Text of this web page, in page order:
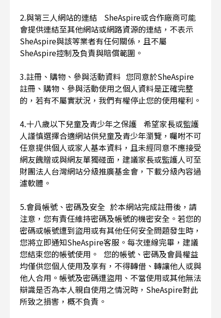
2.與第三人網站的連結 SheAspire或合作廠商可能
會提供連結至其他網站或網路資源的連結，不表示
SheAspire與該等業者有任何關係，且不屬
SheAspire控制及負責與賠償範圍。
3.註冊、購物、參與活動資料 您同意於SheAspire
註冊、購物、參與活動使用之個人資料是正確完整
的，若有不屬實狀況，我們有權停止您的使用權利。
4.十八歲以下兒童及青少年之保護 希望家長或監護
人謹慎選擇合適網站供兒童及青少年瀏覽，囑咐不可
任意提供個人或家人基本資料，且未經同意不應接受
網友餽贈或與網友單獨碰面，建議家長或監護人可至
財團法人台灣網站分級推廣基金會，下載分級內容過
濾軟體。
5.會員帳號、密碼及安全 於本網站完成註冊後，請
注意，您有責任維持密碼及帳號的機密安全。若您的
密碼或帳號遭到盜用或有其他任何安全問題發生時，
您將立即通知SheAspire客服。每次連線完畢，建議
您結束您的帳號使用。 您的帳號、密碼及會員權益
均僅供您個人使用及享有，不得轉借、轉讓他人或與
他人合用。帳號及密碼遭盜用、不當使用或其他無法
辯識是否為本人親自使用之情況時，SheAspire對此
所致之損害，概不負責。